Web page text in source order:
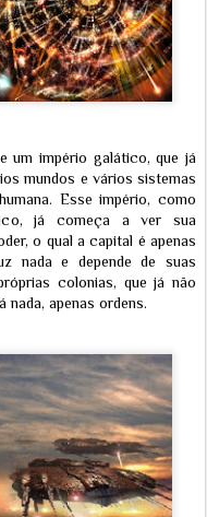
um império galático, que já
mundos e vários sistemas
Esse império, como
já começa a ver sua
o qual a capital é apenas
nada e depende de suas
colonias, que já não
nada, apenas ordens.